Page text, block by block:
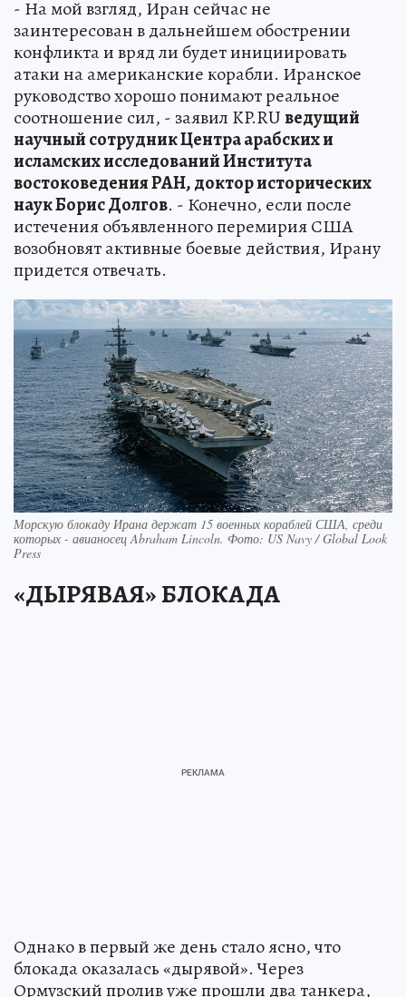
- На мой взгляд, Иран сейчас не
заинтересован в дальнейшем обострении
конфликта и вряд ли будет инициировать
атаки на американские корабли. Иранское
руководство хорошо понимают реальное
соотношение сил, - заявил KP.RUведущий
научный сотрудник Центра арабских и
исламских исследований Института
востоковедения РАН, доктор исторических
наук Борис Долгов. - Конечно, если после
истечения объявленного перемирия США
возобновят активные боевые действия, Ирану
придется отвечать.
Морскую блокаду Ирана держат 15 военных кораблей США, среди
которых - авианосец Abraham Lincoln. Фото: US Navy / Global Look
Press
«ДЫРЯВАЯ» БЛОКАДА
Однако в первый же день стало ясно, что
блокада оказалась «дырявой». Через
Ормузский пролив уже прошли два танкера,